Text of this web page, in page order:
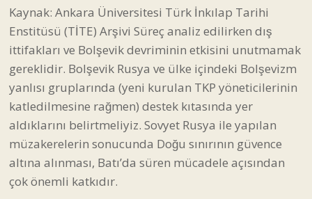
Kaynak: Ankara Üniversitesi Türk İnkılap Tarihi
Enstitüsü (TİTE) Arşivi Süreç analiz edilirken dış
ittifakları ve Bolşevik devriminin etkisini unutmamak
gereklidir. Bolşevik Rusya ve ülke içindeki Bolşevizm
yanlısı gruplarında (yeni kurulan TKP yöneticilerinin
katledilmesine rağmen) destek kıtasında yer
aldıklarını belirtmeliyiz. Sovyet Rusya ile yapılan
müzakerelerin sonucunda Doğu sınırının güvence
altına alınması, Batı’da süren mücadele açısından
çok önemli katkıdır.